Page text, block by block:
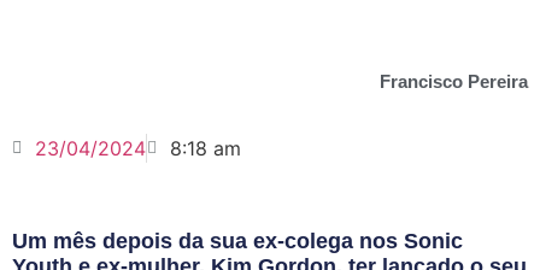
Francisco Pereira
23/04/2024 8:18 am
Um mês depois da sua ex-colega nos Sonic